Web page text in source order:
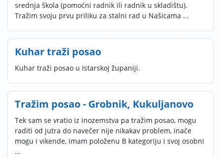
srednja škola (pomoćni radnik ili radnik u skladištu).
Tražim svoju prvu priliku za stalni rad u Našicama ...
Kuhar traži posao
Kuhar traži posao u Istarskoj županiji.
Tražim posao - Grobnik, Kukuljanovo
Tek sam se vratio iz inozemstva pa tražim posao, mogu
raditi od jutra do navečer nije nikakav problem, inače
mogu i vikende, imam položenu B kategoriju i svoj osobni
...